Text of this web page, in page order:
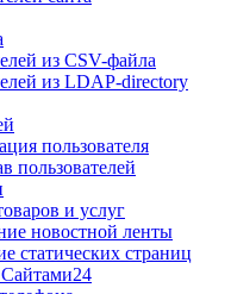
из CSV-файла
из LDAP-directory
пользователя
пользователей
и услуг
новостной ленты
статических страниц